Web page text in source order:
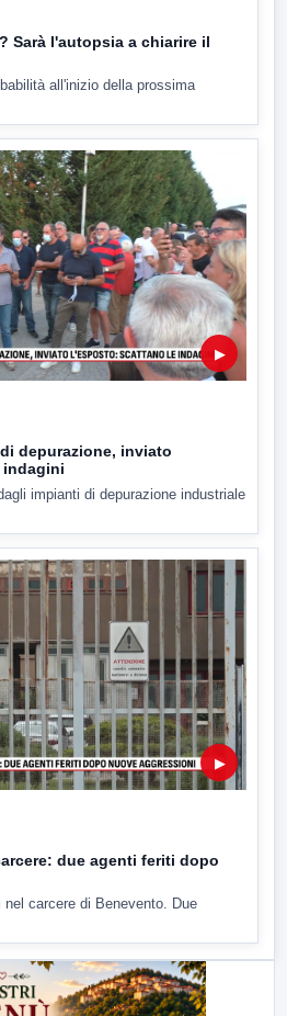
Sarà l'autopsia a chiarire il
all'inizio della prossima
▶
depurazione, inviato
impianti di depurazione industriale
▶
due agenti feriti dopo
nel carcere di Benevento. Due